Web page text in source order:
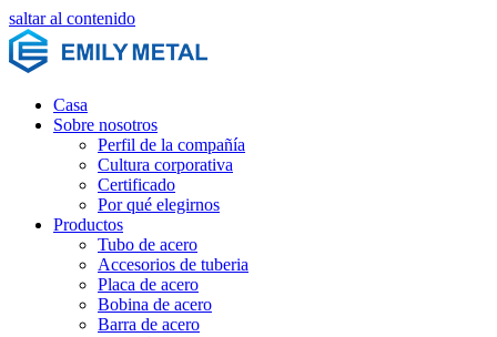
saltar al contenido
Casa
Sobre nosotros
Perfil de la compañía
Cultura corporativa
Certificado
Por qué elegirnos
Productos
Tubo de acero
Accesorios de tuberia
Placa de acero
Bobina de acero
Barra de acero